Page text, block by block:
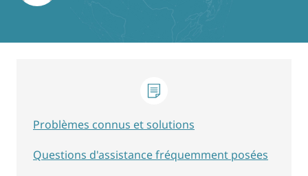
Problèmes connus et solutions
Questions d'assistance fréquemment posées